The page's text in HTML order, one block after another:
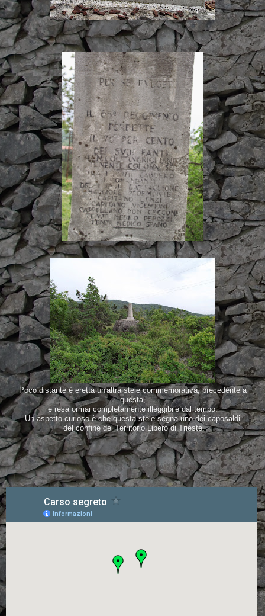
Poco distante è eretta un'altra stele commemorativa, precedente a
questa,
e resa ormai completamente illeggibile dal tempo.
Un aspetto curioso è che questa stele segna uno dei caposaldi
del confine del Territorio Libero di Trieste.